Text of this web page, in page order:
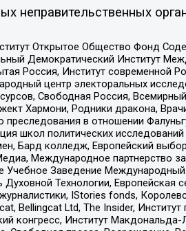
неправительственных
Открытое Общество Фонд
Демократический Институт
Россия, Институт современной
центр электоральных
Свободная Россия, Всемирный
Хармони, Родники дракона,
в отношении
школ политических
Бард колледж, Европейский
Международное партнерство за
Учебное Заведение
Духовной Технологии,
IStories fonds,
Bellingcat Ltd, The Insider,
конгресс, Институт